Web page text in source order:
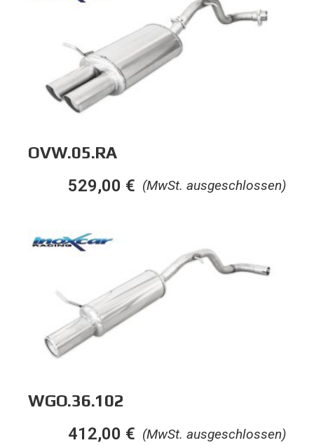
OVW.05.RA
(MwSt. ausgeschlossen)
529,00 €
WGO.36.102
(MwSt. ausgeschlossen)
412,00 €